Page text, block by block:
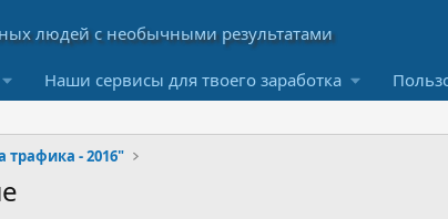
Наши сервисы для твоего заработка
трафика - 2016"